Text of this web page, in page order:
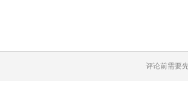
评论前需要